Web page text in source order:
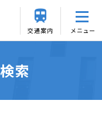
交通案内 メニュー
索